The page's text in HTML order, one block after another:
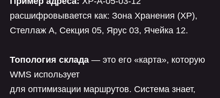
расшифровывается как: Зона Хранения (ХР),
Стеллаж А, Секция 05, Ярус 03, Ячейка 12.
Топология склада — это его «карта», которую
WMS использует
для оптимизации маршрутов. Система знает,